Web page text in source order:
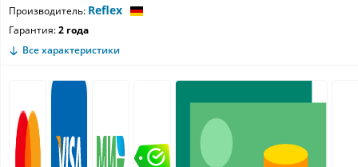
Производитель: Reflex
Гарантия:2 года
Все характеристики